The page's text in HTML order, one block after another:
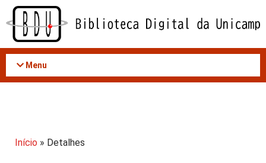
Acessar
conteúdo
Menu
Início » Detalhes